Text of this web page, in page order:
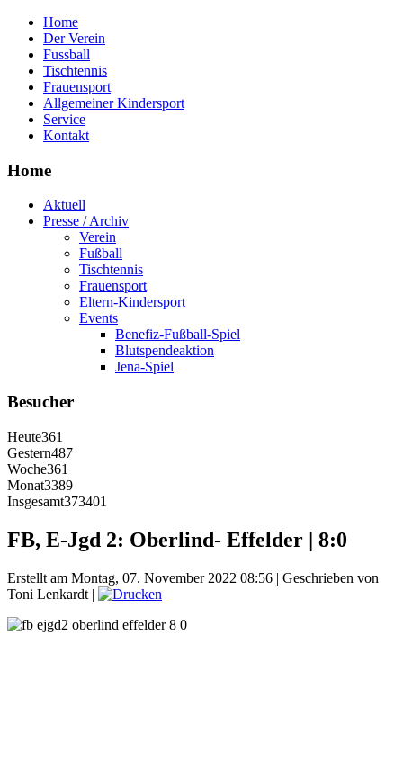
Home
Der Verein
Fussball
Tischtennis
Frauensport
Allgemeiner Kindersport
Service
Kontakt
Home
Aktuell
Presse / Archiv
Verein
Fußball
Tischtennis
Frauensport
Eltern-Kindersport
Events
Benefiz-Fußball-Spiel
Blutspendeaktion
Jena-Spiel
Besucher
Heute361
Gestern487
Woche361
Monat3389
Insgesamt373401
FB, E-Jgd 2: Oberlind- Effelder | 8:0
Erstellt am Montag, 07. November 2022 08:56 | Geschrieben von
Toni Lenkardt |